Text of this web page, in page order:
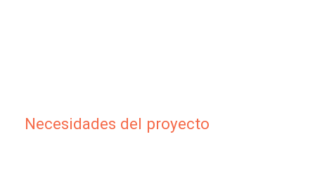
Necesidades del proyecto